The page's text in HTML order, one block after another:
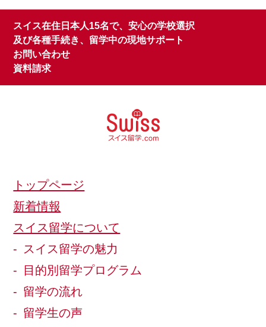
スイス在住日本人15名で、安心の学校選択
及び各種手続き、留学中の現地サポート
お問い合わせ
資料請求
トップページ
新着情報
スイス留学について
スイス留学の魅力
目的別留学プログラム
留学の流れ
留学生の声